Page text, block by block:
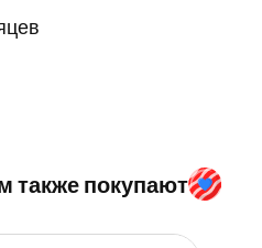
также покупают